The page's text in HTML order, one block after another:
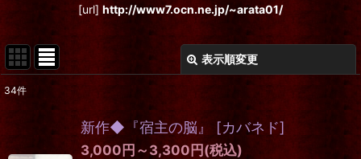
[url] http://www7.ocn.ne.jp/~arata01/
表示順変更
34件
新作◆『宿主の脳』 [カバネド]
3,000 円 ～3,300 円 (税込)